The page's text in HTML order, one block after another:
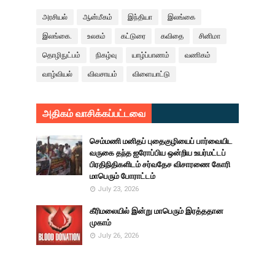
அரசியல் ஆன்மீகம் இந்தியா இலங்கை
இலங்கை. உலகம் கட்டுரை கவிதை சினிமா
தொழிநுட்பம் நிகழ்வு யாழ்ப்பாணம் வணிகம்
வாழ்வியல் விவசாயம் விளையாட்டு
அதிகம் வாசிக்கப்பட்டவை
செம்மணி மனிதப் புதைகுழியைப் பார்வையிட
வருகை தந்த ஐரோப்பிய ஒன்றிய உயர்மட்டப்
பிரதிநிதிகளிடம் சர்வதேச விசாரணை கோரி
மாபெரும் போராட்டம்
July 23, 2026
கீரிமலையில் இன்று மாபெரும் இரத்ததான
முகாம்
July 26, 2026